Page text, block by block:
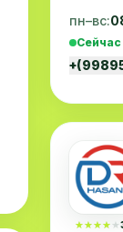
пн–вс:
★★★★★
★★★★★